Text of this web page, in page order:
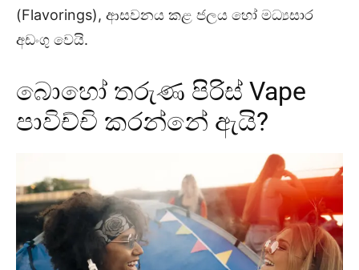
(Flavorings), ආසවනය කළ ජලය හෝ මධ්‍යසාර
අඩංගු වෙයි.
බොහෝ තරුණ පිරිස් Vape
පාවිච්චි කරන්නේ ඇයි?